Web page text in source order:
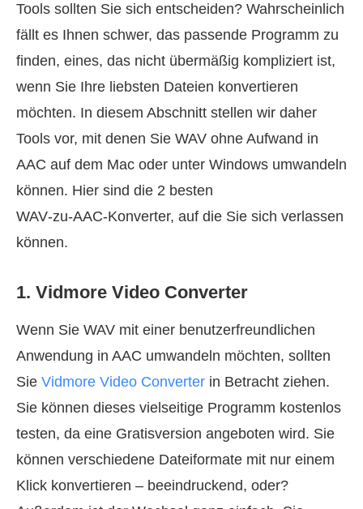
Tools sollten Sie sich entscheiden? Wahrscheinlich
fällt es Ihnen schwer, das passende Programm zu
finden, eines, das nicht übermäßig kompliziert ist,
wenn Sie Ihre liebsten Dateien konvertieren
möchten. In diesem Abschnitt stellen wir daher
Tools vor, mit denen Sie WAV ohne Aufwand in
AAC auf dem Mac oder unter Windows umwandeln
können. Hier sind die 2 besten
WAV‑zu‑AAC‑Konverter, auf die Sie sich verlassen
können.
1. Vidmore Video Converter
Wenn Sie WAV mit einer benutzerfreundlichen
Anwendung in AAC umwandeln möchten, sollten
Sie Vidmore Video Converter in Betracht ziehen.
Sie können dieses vielseitige Programm kostenlos
testen, da eine Gratisversion angeboten wird. Sie
können verschiedene Dateiformate mit nur einem
Klick konvertieren – beeindruckend, oder?